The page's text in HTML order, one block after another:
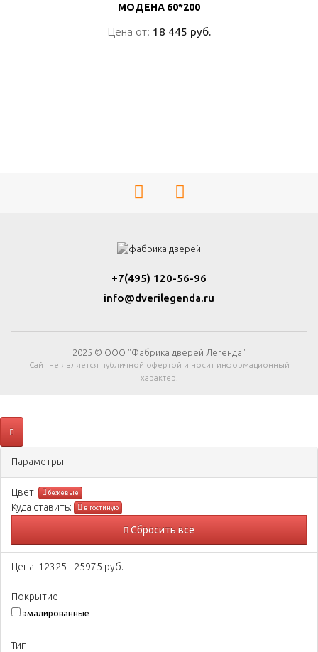
МОДЕНА 60*200
Цена от: 18 445 руб.
МОДЕНА 60*200
Цена от: 18 445 руб.
+7(495) 120-56-96
info@dverilegenda.ru
2025 © ООО "Фабрика дверей Легенда"
Сайт не является публичной офертой и носит информационный
характер.
Параметры
Цвeт: бежевые
Куда ставить: в гостиную
Сбросить все
Цена 12325 - 25975 руб.
Покрытиe
эмалированные
Тип